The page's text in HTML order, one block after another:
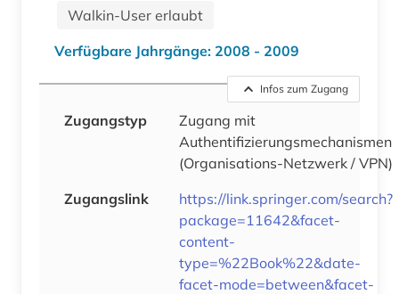
Walkin-User erlaubt
Verfügbare Jahrgänge: 2008 - 2009
Infos zum Zugang
Zugangstyp
Zugang mit
Authentifizierungsmechanismen
(Organisations-Netzwerk / VPN)
Zugangslink
https://link.springer.com/search?
package=11642&facet-
content-
type=%22Book%22&date-
facet-mode=between&facet-